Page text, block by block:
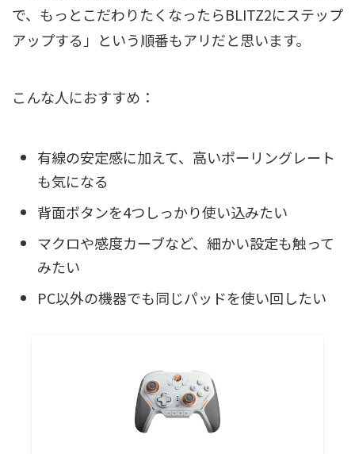
で、もっとこだわりたくなったらBLITZ2にステップ
アップする」という順番もアリだと思います。
こんな人におすすめ：
有線の安定感に加えて、高いポーリングレート
も気になる
背面ボタンを4つしっかり使い込みたい
マクロや感度カーブなど、細かい設定も触って
みたい
PC以外の機器でも同じパッドを使い回したい